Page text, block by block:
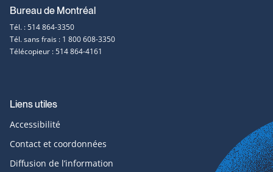
Bureau de Montréal
Tél. : 514 864-3350
Tél. sans frais : 1 800 608-3350
Télécopieur : 514 864-4161
Liens utiles
Accessibilité
Contact et coordonnées
Diffusion de l’information